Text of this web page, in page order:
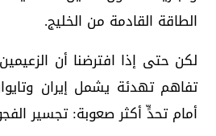
الطاقة القادمة من الخليج.
لكن حتى إذا افترضنا أن
تفاهم تهدئة يشمل إيران
أمام تحدٍّ أكثر صعوبة: تجسير